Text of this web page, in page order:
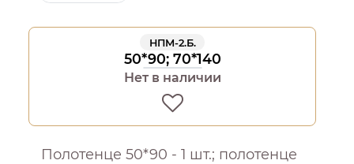
НПМ-2.Б.
50*90; 70*140
Нет в наличии
Полотенце 50*90 - 1 шт.; полотенце